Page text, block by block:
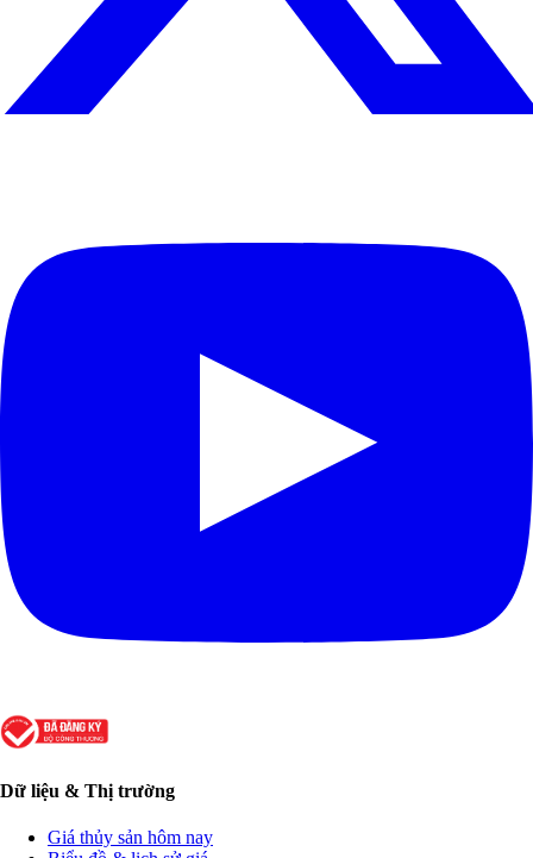
Dữ liệu & Thị trường
Giá thủy sản hôm nay